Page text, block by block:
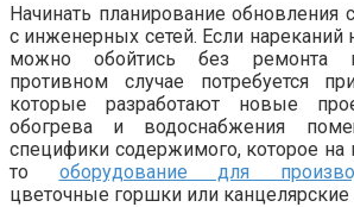
Начинать планирование обновления
с инженерных сетей. Если нареканий
можно обойтись без ремонта
противном случае потребуется
которые разработают новые
обогрева и водоснабжения
специфики содержимого, которое на
то оборудование для
цветочные горшки или